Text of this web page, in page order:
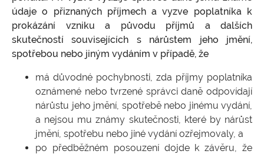
Obchodování se zbožím (dovoz, vývoz, dodání
v rámci EU)
Obchodování s akciemi, komoditami, FOREX
Poskytování elektronických a vzdálených
služeb - e-commerce
Finanční činnosti, sebefinancování, půjčky,
faktoring
Další příklady využití offshore firem
Ověřování veřejných listin
údaje o přiznaných příjmech a vyzve poplatníka k
prokázání vzniku a původu příjmů a dalších
skutečností souvisejících s nárůstem jeho jmění,
spotřebou nebo jiným vydáním v případě, že
má důvodné pochybnosti, zda příjmy poplatníka
oznámené nebo tvrzené správci daně odpovídají
nárůstu jeho jmění, spotřebě nebo jinému vydání,
a nejsou mu známy skutečnosti, které by nárůst
jmění, spotřebu nebo jiné vydání ozřejmovaly, a
po předběžném posouzení dojde k závěru, že